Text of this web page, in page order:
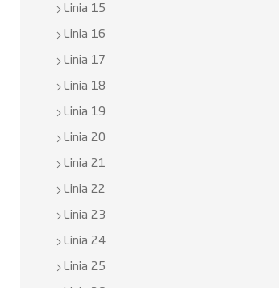
Linia 15
Linia 16
Linia 17
Linia 18
Linia 19
Linia 20
Linia 21
Linia 22
Linia 23
Linia 24
Linia 25